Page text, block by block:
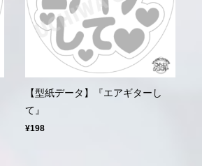
【型紙データ】『エアギターし
て』
¥198